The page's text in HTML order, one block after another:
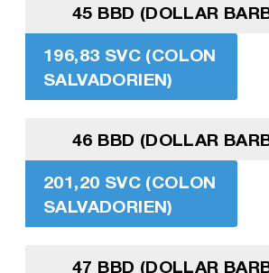
45 BBD (DOLLAR
196,83 SVC (COLON
SALVADORIEN)
46 BBD (DOLLAR
201,20 SVC (COLON
SALVADORIEN)
47 BBD (DOLLAR